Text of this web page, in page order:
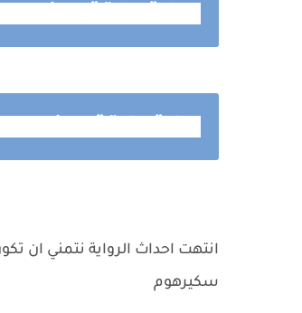
انتهت احداث الرواية نتمني ان
سكيرهوم